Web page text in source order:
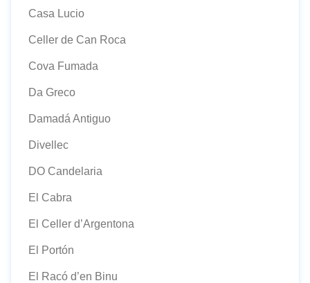
Casa Lucio
Celler de Can Roca
Cova Fumada
Da Greco
Damadá Antiguo
Divellec
DO Candelaria
El Cabra
El Celler d’Argentona
El Portón
El Racó d’en Binu